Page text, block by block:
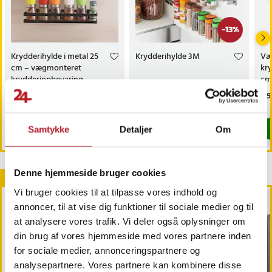
Samtykke Detaljer Om
Denne hjemmeside bruger cookies
Vi bruger cookies til at tilpasse vores indhold og
annoncer, til at vise dig funktioner til sociale medier og til
at analysere vores trafik. Vi deler også oplysninger om
din brug af vores hjemmeside med vores partnere inden
for sociale medier, annonceringspartnere og
analysepartnere. Vores partnere kan kombinere disse
Krydderihylde i metal 25
cm – vægmonteret
krydderiopbevaring
Pris:79 kr.
79 kr.
Køb
-13%
Krydderihylde 3M
79 kr.
Andre købte også
BESTSELLERE